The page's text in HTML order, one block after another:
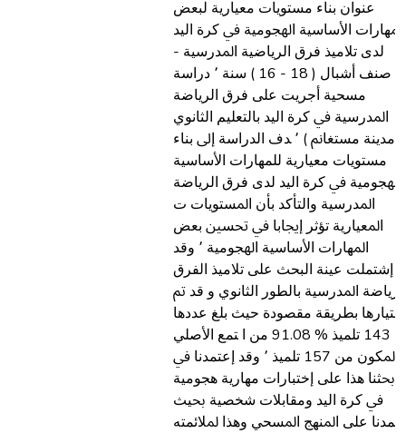
ﻋﻨﻮان ﺑﻨﺎء ﻣﺴﺘﻮﻳﺎت ﻣﻌﻴﺎرﻳﺔ ﻟﺒﻌﺾ
اﳌﻬﺎرات اﻷﺳﺎﺳﻴﺔ اﳍﺠﻮﻣﻴﺔ ﰲ ﻛﺮة اﻟﻴﺪ
ﻟﺪى ﺗﻼﻣﻴﺬ ﻓﺮق اﻟﺮﻳﺎﺿﻴﺔ اﳌﺪرﺳﻴﺔ -
ﺻﻨﻒ أﺷﺒﺎل ( 18 - 16 ) ﺳﻨﺔ ٬ دراﺳﺔ
ﻣﺴﺤﻴﺔ أﺟﺮﻳﺖ ﻋﻠﻰ ﻓﺮق اﻟﺮﻳﺎﺿﺔ
اﳌﺪرﺳﻴﺔ ﰲ ﻛﺮة اﻟﻴﺪ ﺑﺎﻟﺘﻌﻠﻴﻢ اﻟﺜﺎﻧﻮي
(ﻣﺪﻳﻨﺔ ﻣﺴﺘﻐﺎﱎ ) ٬ ﺪف اﻟﺪراﺳﺔ إﱃ ﺑﻨﺎء
ﻣﺴﺘﻮﻳﺎت ﻣﻌﻴﺎرﻳﺔ ﻟﻠﻤﻬﺎرات اﻷﺳﺎﺳﻴﺔ
اﳍﺠﻮﻣﻴﺔ ﰲ ﻛﺮة اﻟﻴﺪ ﻟﺪى ﻓﺮق اﻟﺮﻳﺎﺿﺔ
اﳌﺪرﺳﻴﺔ واﻟﺘﺄﻛﺪ ﺑﺄن اﳌﺴﺘﻮﻳﺎت ت
اﳌﻌﻴﺎرﻳﺔ ﺗﺆﺛﺮ إﳚﺎﺑﺎ ﰲ ﲢﺴﲔ ﺑﻌﺾ
اﳌﻬﺎرات اﻷﺳﺎﺳﻴﺔ اﳍﺠﻮﻣﻴﺔ ٬ وﻗﺪ
إﺷﺘﻤﻠﺖ ﻋﻴﻨﺔ اﻟﺒﺤﺚ ﻋﻠﻰ ﺗﻼﻣﻴﺬ اﻟﻔﺮق
اﳌﺪرﺳﻴﺔ ﺑﺎﻟﻄﻮر اﻟﺜﺎﻧﻮي و ﻗﺪ ﰎ
إﺧﺘﻴﺎرﻫﺎ ﺑﻄﺮﻳﻘﺔ ﻣﻘﺼﻮدة ﺣﻴﺚ ﺑﻠﻎ ﻋﺪدﻫﺎ
143 ﺗﻠﻤﻴﺬ % 91.08 ﻣﻦ ا ﺘﻤﻊ اﻷﺻﻠﻲ
اﳌﻜﻮن ﻣﻦ 157 ﺗﻠﻤﻴﺬ ٬ وﻗﺪ إﻋﺘﻤﺪﻧﺎ ﰲ
ﲝﺜﻨﺎ ﻫﺬا ﻋﻠﻰ إﺧﺘﺒﺎرات ﻣﻬﺎرﻳﺔ ﻫﺠﻮﻣﻴﺔ
ﰲ ﻛﺮة اﻟﻴﺪ وﻣﻘﺎﺑﻼت ﺷﺨﺼﻴﺔ ﲝﻴﺚ
ﻋﻠﻰ اﳌﻨﻬﺞ اﳌﺴﺤﻲ وﻫﺬا ﳌﻼﺋﻤﺘﻪ